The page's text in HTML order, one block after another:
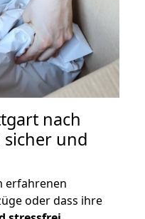
nach
sicher und
erfahrenen
oder dass ihre